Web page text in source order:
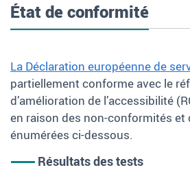
État de conformité
La Déclaration européenne de
partiellement conforme avec le
d’amélioration de l’accessibilité
en raison des non-conformités et
énumérées ci-dessous.
Résultats des tests